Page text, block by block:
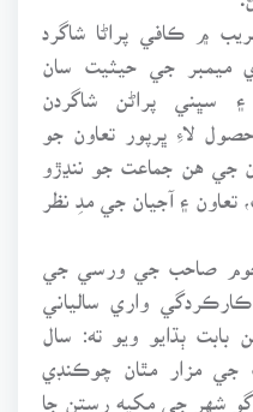
۾ ڪافي پراڻا شاگرد
ميمبر جي حيثيت سان
سڀني پراڻن شاگردن
لاءِ ڀرپور تعاون جو
جي هن جماعت جو ننڍڙو
تعاون ۽ آجيان جي مدِ نظر
واري مرحوم صاحب جي ورسي جي
واري سالياني
ٻڌايو ويو ته: سال
جي مزار مٿان چوڪنڊي
شهر جي مکيه رستن جا